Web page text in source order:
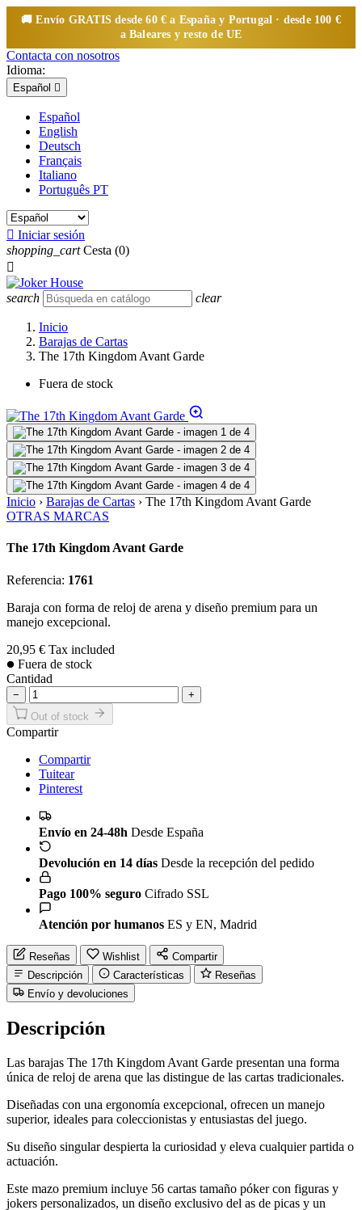
🚚 Envío GRATISdesde 60 € a España y Portugal · desde 100 €
a Baleares y resto de UE
Contacta con nosotros
Idioma:
Español 
Español
English
Deutsch
Français
Italiano
Português PT
 Iniciar sesión
shopping_cart Cesta (0)

search clear
Inicio
Barajas de Cartas
The 17th Kingdom Avant Garde
Fuera de stock
Inicio › Barajas de Cartas › The 17th Kingdom Avant Garde
OTRAS MARCAS
The 17th Kingdom Avant Garde
Referencia: 1761
Baraja con forma de reloj de arena y diseño premium para un
manejo excepcional.
20,95 € Tax included
Fuera de stock
Cantidad
−
+
Out of stock
Compartir
Compartir
Tuitear
Pinterest
Envío en 24-48h Desde España
Devolución en 14 días Desde la recepción del pedido
Pago 100% seguro Cifrado SSL
Atención por humanos ES y EN, Madrid
Reseñas Wishlist
Compartir
Descripción
Características
Reseñas
Envío y devoluciones
Descripción
Las barajas The 17th Kingdom Avant Garde presentan una forma
única de reloj de arena que las distingue de las cartas tradicionales.
Diseñadas con una ergonomía excepcional, ofrecen un manejo
superior, ideales para coleccionistas y entusiastas del juego.
Su diseño singular despierta la curiosidad y eleva cualquier partida o
actuación.
Este mazo premium incluye 56 cartas tamaño póker con figuras y
jokers personalizados, un diseño exclusivo del as de picas y un